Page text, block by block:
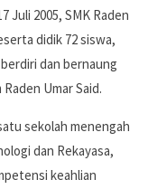
Juli 2005, SMK Raden
didik 72 siswa,
dan bernaung
Umar Said.
sekolah menengah
dan Rekayasa,
keahlian